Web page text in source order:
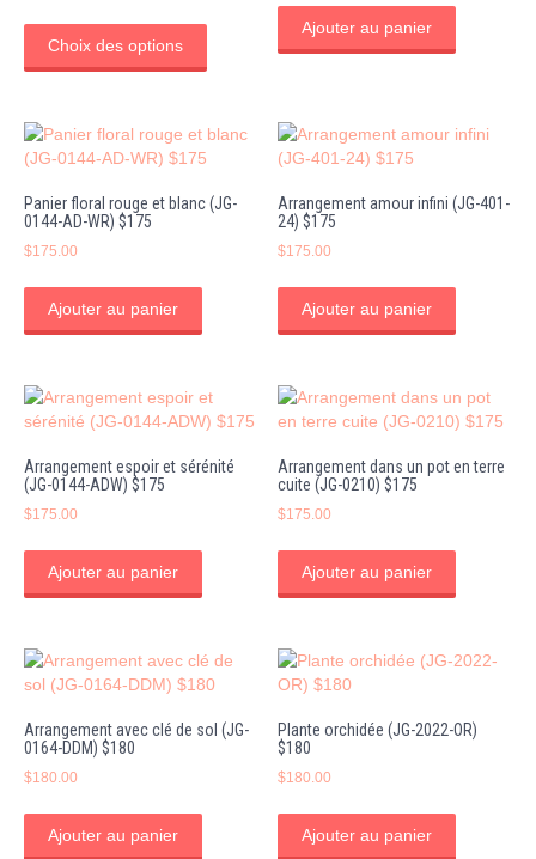
Choix des options
a
Les
être
Ajouter au panier
Panier floral rouge et blanc (JG-
0144-AD-WR) $175
$175.00
Ajouter au panier
Arrangement amour infini (JG-401-
24) $175
$175.00
Ajouter au panier
Arrangement espoir et sérénité
(JG-0144-ADW) $175
$175.00
Ajouter au panier
Arrangement dans un pot en terre
cuite (JG-0210) $175
$175.00
Ajouter au panier
Arrangement avec clé de sol (JG-
0164-DDM) $180
$180.00
Ajouter au panier
Plante orchidée (JG-2022-OR)
$180
$180.00
Ajouter au panier